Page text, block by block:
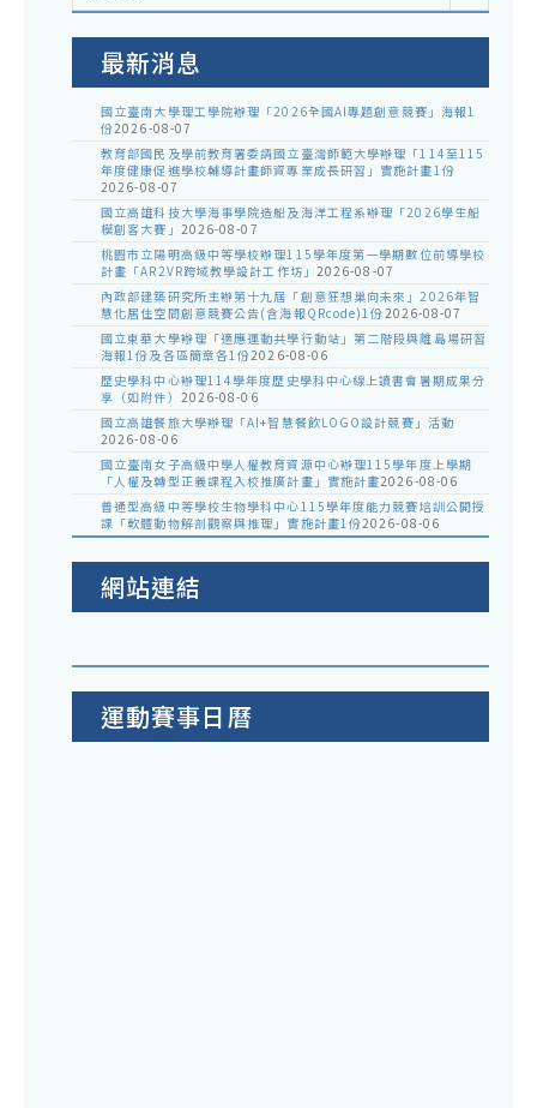
室
最新消息
國立臺南大學理工學院辦理「2026全國AI專題創意競賽」海報1
份2026-08-07
教育部國民及學前教育署委請國立臺灣師範大學辦理「114至115
年度健康促進學校輔導計畫師資專業成長研習」實施計畫1份
2026-08-07
國立高雄科技大學海事學院造船及海洋工程系辦理「2026學生船
模創客大賽」 2026-08-07
桃園市立陽明高級中等學校辦理115學年度第一學期數位前導學校
計畫「AR2VR跨域教學設計工作坊」 2026-08-07
內政部建築研究所主辦第十九屆「創意狂想巢向未來」2026年智
慧化居住空間創意競賽公告(含海報QRcode)1份2026-08-07
國立東華大學辦理「適應運動共學行動站」第二階段與離島場研習
海報1份及各區簡章各1份2026-08-06
歷史學科中心辦理114學年度歷史學科中心線上讀書會暑期成果分
享（如附件） 2026-08-06
國立高雄餐旅大學辦理「AI+智慧餐飲LOGO設計競賽」活動
2026-08-06
國立臺南女子高級中學人權教育資源中心辦理115學年度上學期
「人權及轉型正義課程入校推廣計畫」實施計畫2026-08-06
普通型高級中等學校生物學科中心115學年度能力競賽培訓公開授
課「軟體動物解剖觀察與推理」實施計畫1份2026-08-06
網站連結
運動賽事日曆